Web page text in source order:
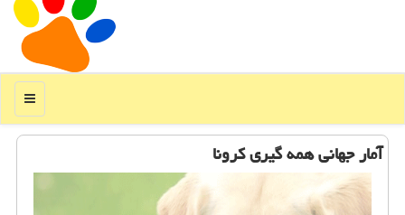
منو
آمار جهانی همه گیری كرونا